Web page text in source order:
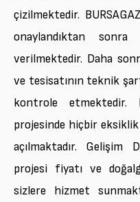
çizilmektedir.
onaylandıktan
verilmektedir. Daha
ve tesisatının teknik
kontrole etmektedir.
projesinde hiçbir eksiklik
açılmaktadır. Gelişim
projesi fiyatı ve
sizlere hizmet